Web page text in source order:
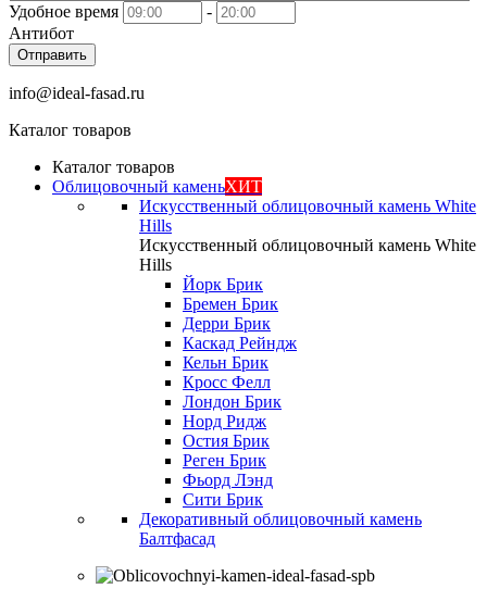
Удобное время
-
Антибот
Отправить
info@ideal-fasad.ru
Каталог товаров
Каталог товаров
Облицовочный каменьХИТ
Искусственный облицовочный камень White
Hills
Искусственный облицовочный камень White
Hills
Йорк Брик
Бремен Брик
Дерри Брик
Каскад Рейндж
Кельн Брик
Кросс Фелл
Лондон Брик
Норд Ридж
Остия Брик
Реген Брик
Фьорд Лэнд
Сити Брик
Декоративный облицовочный камень
Балтфасад